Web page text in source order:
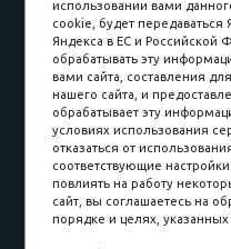
Карьера в компании
использовании вами
cookie, будет передаваться
Яндекса в ЕС и Российской
обрабатывать эту
вами сайта, составления
нашего сайта, и
обрабатывает эту
условиях использования
отказаться от
соответствующие
повлиять на работу
сайт, вы соглашаетесь на
порядке и целях,